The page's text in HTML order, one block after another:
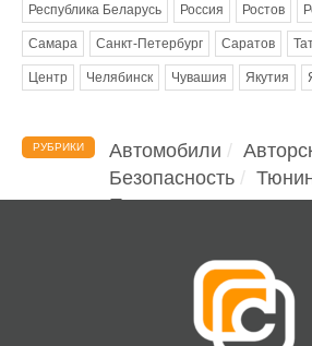
Республика Беларусь Россия Ростов
Самара Санкт-Петербург Саратов
Центр Челябинск Чувашия Якутия
РУБРИКИ Автомобили
Безопасность
Помощь водителю